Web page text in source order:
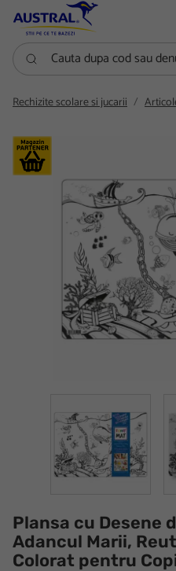
Cauta dupa cod sau denumire
Rechizite scolare si jucarii
Plansa cu Desene
Adancul Marii,
Colorat pentru